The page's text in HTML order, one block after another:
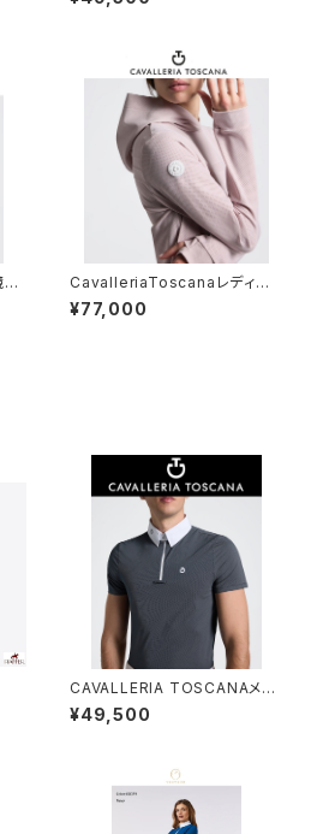
CavalleriaToscanaレディ
ス スエットシャツ MAD157 J
F236
¥77,000
CAVALLERIA TOSCANAメン
¥49,500